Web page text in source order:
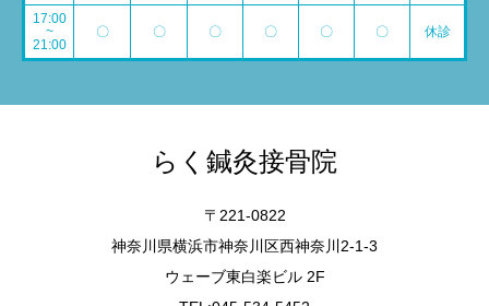
17:00
~
21:00
〇 〇 〇 〇 〇 〇 休診
らく鍼灸接骨院
〒221-0822
神奈川県横浜市神奈川区西神奈川2-1-3
ウェーブ東白楽ビル 2F